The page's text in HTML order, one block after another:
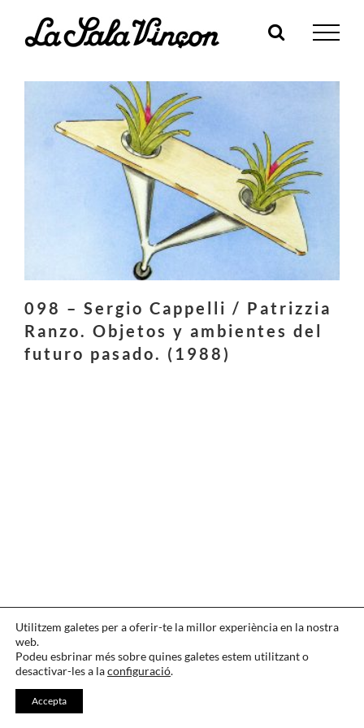
098 – Sergio Cappelli / Patrizzia
Ranzo. Objetos y ambientes del
futuro pasado. (1988)
CONTACTAR·IDIOMA·AGRAÏMENTS
LEGAL
COOKIES · PRIVACITAT
Utilitzem galetes per a oferir-te la millor experiència en la nostra
web.
Podeu esbrinar més sobre quines galetes estem utilitzant o
desactivar-les a laconfiguració.
Accepta